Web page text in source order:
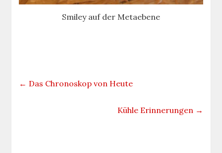
Smiley auf der Metaebene
← Das Chronoskop von Heute
Kühle Erinnerungen →